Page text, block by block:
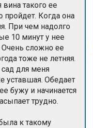
такого ее
пройдет. Когда она
При чем надолго
10 минут у нее
Очень сложно ее
тоже не летняя.
для меня
уставшая. Обедает
бужу и начинается
трудно.
к такому